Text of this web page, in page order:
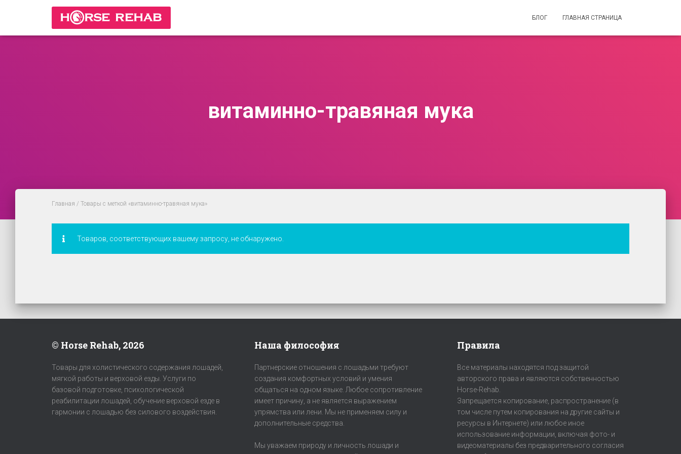
БЛОГ ГЛАВНАЯ СТРАНИЦА
витаминно-травяная мука
Главная / Товары с меткой «витаминно-травяная мука»
Товаров, соответствующих вашему запросу, не обнаружено.
© Horse Rehab, 2026
Товары для холистического содержания лошадей,
мягкой работы и верховой езды. Услуги по
базовой подготовке, психологической
реабилитации лошадей, обучение верховой езде в
гармонии с лошадью без силового воздействия.
Наша философия
Партнерские отношения с лошадьми требуют
создания комфортных условий и умения
общаться на одном языке. Любое сопротивление
имеет причину, а не является выражением
упрямства или лени. Мы не применяем силу и
дополнительные средства.
Мы уважаем природу и личность лошади и
Правила
Все материалы находятся под защитой
авторского права и являются собственностью
Horse-Rehab.
Запрещается копирование, распространение (в
том числе путем копирования на другие сайты и
ресурсы в Интернете) или любое иное
использование информации, включая фото- и
видеоматериалы без предварительного согласия